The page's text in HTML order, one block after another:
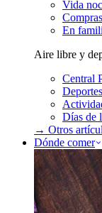
Vida
Compras
En
Aire libre y
Central
Deportes
Días de
→ Otros
Dónde comer